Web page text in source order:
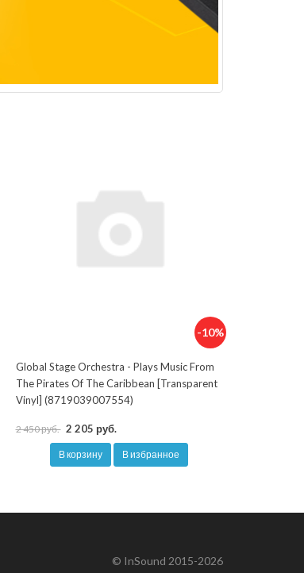
-10%
Global Stage Orchestra - Plays Music From
The Pirates Of The Caribbean [Transparent
Vinyl] (8719039007554)
2 450 руб. 2 205 руб.
В корзину В избранное
© InSound 2015-2026